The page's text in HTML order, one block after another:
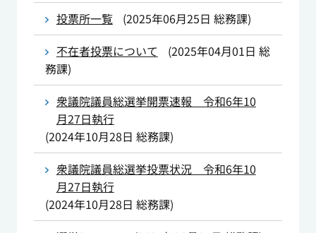
投票所一覧
(2025年06月25日 総務課)
不在者投票について
(2025年04月01日 総
務課)
衆議院議員総選挙開票速報 令和6年10
月27日執行
(2024年10月28日 総務課)
衆議院議員総選挙投票状況 令和6年10
月27日執行
(2024年10月28日 総務課)